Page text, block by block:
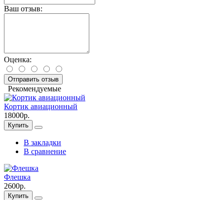
Ваш отзыв:
Оценка:
Отправить отзыв
Рекомендуемые
Кортик авиационный
18000р.
Купить
В закладки
В сравнение
Флешка
2600р.
Купить